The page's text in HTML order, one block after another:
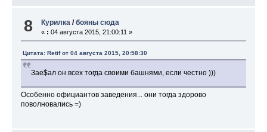
8 Курилка /бояны сюда
« : 04 августа 2015, 21:00:11 »
Цитата: Retif от 04 августа 2015, 20:58:30
Зае$ал он всех тогда своими башнями, если честно )))
Особенно официантов заведения... они тогда здорово
поволновались =)